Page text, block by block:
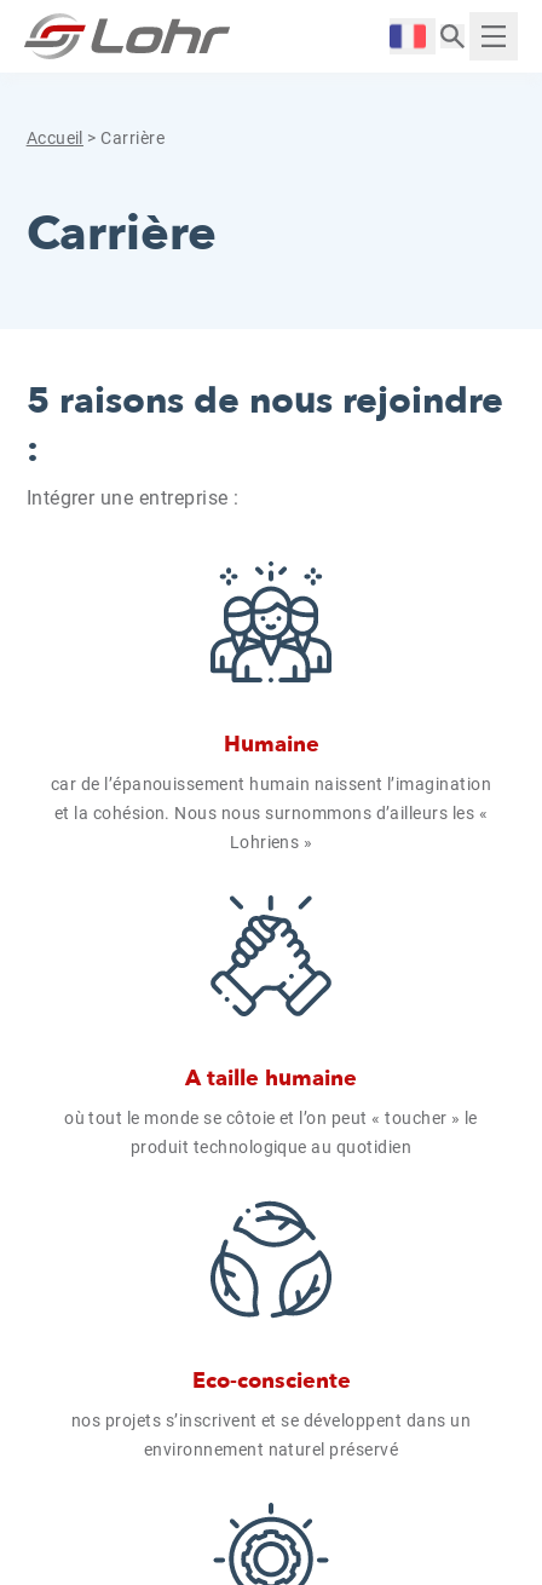
Aller directement au contenu
Langue :
Accueil >Carrière
Carrière
5 raisons de nous rejoindre
:
Intégrer une entreprise :
Humaine
car de l’épanouissement humain naissent l’imagination
et la cohésion. Nous nous surnommons d’ailleurs les «
Lohriens »
A taille humaine
où tout le monde se côtoie et l’on peut « toucher » le
produit technologique au quotidien
Eco-consciente
nos projets s’inscrivent et se développent dans un
environnement naturel préservé
Panneau de gestion des cookies